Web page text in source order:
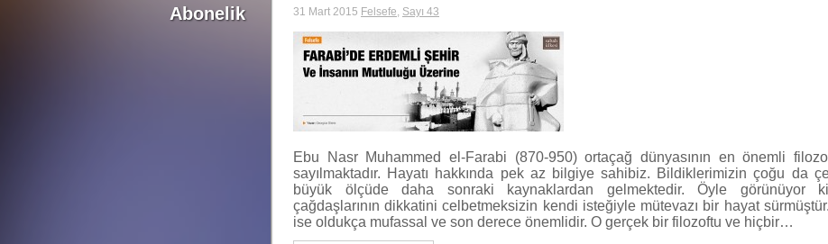
Abonelik
31 Mart 2015 Felsefe, Sayı 43
Ebu Nasr Muhammed el-Farabi (870-950) ortaçağ dünyasının en önemli
sayılmaktadır. Hayatı hakkında pek az bilgiye sahibiz. Bildiklerimizin çoğu da
büyük ölçüde daha sonraki kaynaklardan gelmektedir. Öyle görünüyor
çağdaşlarının dikkatini celbetmeksizin kendi isteğiyle mütevazı bir hayat
ise oldukça mufassal ve son derece önemlidir. O gerçek bir filozoftu ve hiçbir…